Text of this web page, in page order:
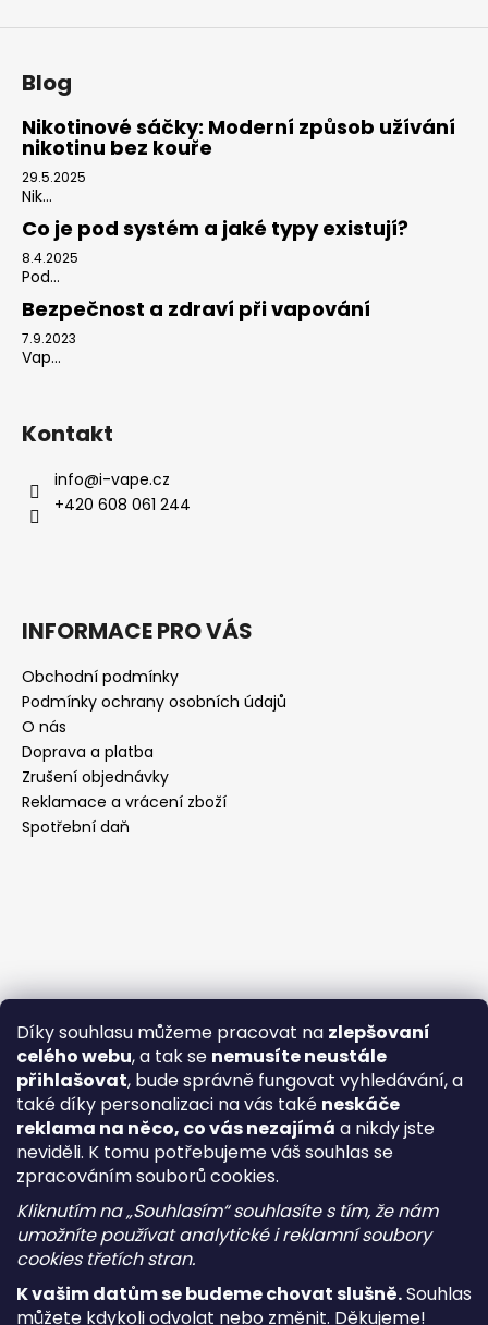
Díky souhlasu můžeme pracovat na zlepšovaní
celého webu, a tak se nemusíte neustále
přihlašovat, bude správně fungovat vyhledávání, a
také díky personalizaci na vás také neskáče
reklama na něco, co vás nezajímá a nikdy jste
neviděli. K tomu potřebujeme váš souhlas se
zpracováním souborů cookies.
Kliknutím na „Souhlasím“ souhlasíte s tím, že nám
umožníte používat analytické i reklamní soubory
cookies třetích stran.
K vašim datům se budeme chovat slušně.Souhlas
můžete kdykoli odvolat nebo změnit. Děkujeme!
Blog
Nikotinové sáčky: Moderní způsob užívání
nikotinu bez kouře
29.5.2025
Nik...
Co je pod systém a jaké typy existují?
8.4.2025
Pod...
Bezpečnost a zdraví při vapování
7.9.2023
Vap...
Kontakt
info@i-vape.cz
+420 608 061 244
INFORMACE PRO VÁS
Obchodní podmínky
Podmínky ochrany osobních údajů
O nás
Doprava a platba
Zrušení objednávky
Reklamace a vrácení zboží
Spotřební daň